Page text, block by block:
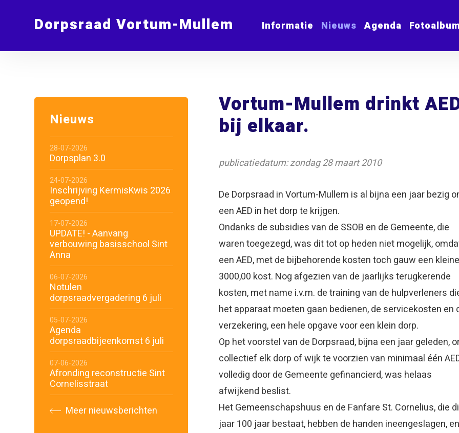
Dorpsraad Vortum-Mullem Informatie Nieuws Agenda
Vortum-Mullem drinkt
bij elkaar.
publicatiedatum: zondag 28 maart 2010
De Dorpsraad in Vortum-Mullem is al bijna een jaar bezig
een AED in het dorp te krijgen.
Ondanks de subsidies van de SSOB en de Gemeente, die
waren toegezegd, was dit tot op heden niet mogelijk,
een AED, met de bijbehorende kosten toch gauw een
3000,00 kost. Nog afgezien van de jaarlijks terugkerende
kosten, met name i.v.m. de training van de hulpverleners
het apparaat moeten gaan bedienen, de servicekosten en
verzekering, een hele opgave voor een klein dorp.
Op het voorstel van de Dorpsraad, bijna een jaar geleden,
collectief elk dorp of wijk te voorzien van minimaal één
volledig door de Gemeente gefinancierd, was helaas
afwijkend beslist.
Het Gemeenschapshuus en de Fanfare St. Cornelius, die
jaar 100 jaar bestaat, hebben de handen ineengeslagen, en
Nieuws
28-07-2026
Dorpsplan 3.0
24-07-2026
Inschrijving KermisKwis 2026
geopend!
17-07-2026
UPDATE! - Aanvang
verbouwing basisschool Sint
Anna
06-07-2026
Notulen
dorpsraadvergadering 6 juli
05-07-2026
Agenda
dorpsraadbijeenkomst 6 juli
07-06-2026
Afronding reconstructie Sint
Cornelisstraat
Meer nieuwsberichten